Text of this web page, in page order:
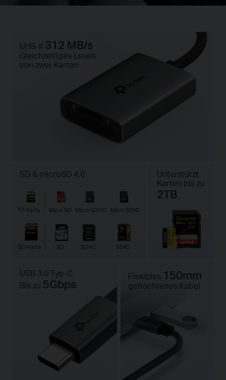
UHS-II 312 MB/s
Gleichzeitiges Lesen
von zwei Karten
USB 3.0 Typ-C
Bis zu 5Gbps
Flexibles 150mm
geflochtenes Kabel
SD & microSD 4.0
TF-Karte Micro SD Micro SDHC Micro SDXC
SD-Karte SD SDHC SDXC
Unterstützt
Karten bis zu
2TB